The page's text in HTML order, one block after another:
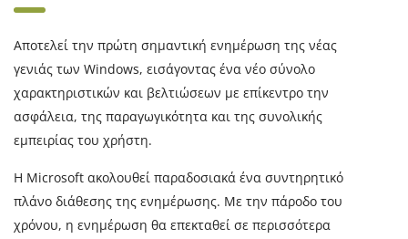
Αποτελεί την πρώτη σημαντική ενημέρωση της νέας
γενιάς των Windows, εισάγοντας ένα νέο σύνολο
χαρακτηριστικών και βελτιώσεων με επίκεντρο την
ασφάλεια, της παραγωγικότητα και της συνολικής
εμπειρίας του χρήστη.
Η Microsoft ακολουθεί παραδοσιακά ένα συντηρητικό
πλάνο διάθεσης της ενημέρωσης. Με την πάροδο του
χρόνου, η ενημέρωση θα επεκταθεί σε περισσότερα